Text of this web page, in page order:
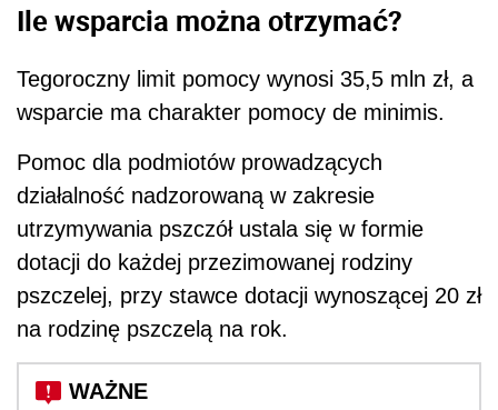
Ile wsparcia można otrzymać?
Tegoroczny limit pomocy wynosi 35,5 mln zł, a
wsparcie ma charakter pomocy de minimis.
Pomoc dla podmiotów prowadzących
działalność nadzorowaną w zakresie
utrzymywania pszczół ustala się w formie
dotacji do każdej przezimowanej rodziny
pszczelej, przy stawce dotacji wynoszącej 20 zł
na rodzinę pszczelą na rok.